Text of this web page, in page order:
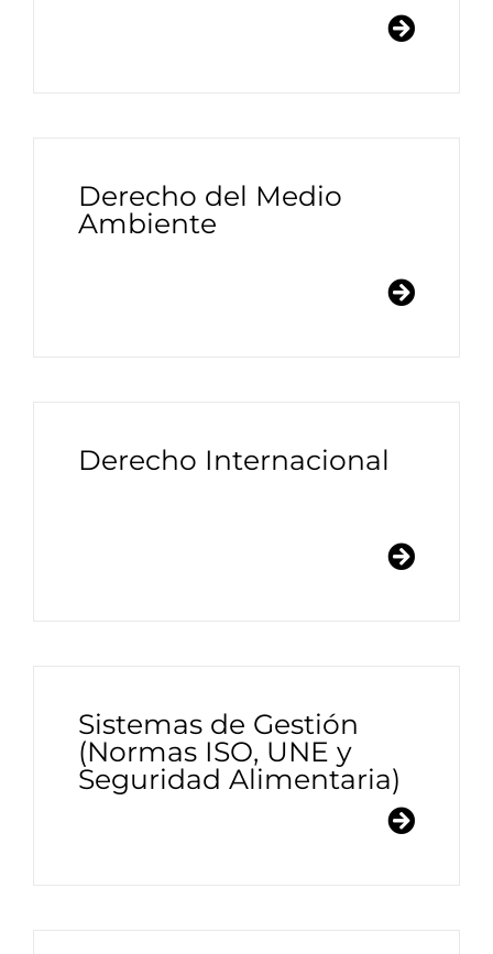
Derecho del Medio
Ambiente
Derecho Internacional
Sistemas de Gestión
(Normas ISO, UNE y
Seguridad Alimentaria)